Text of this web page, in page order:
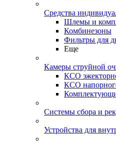
Средства
Шлемы и
Комбинезоны
Фильтры для
Еще
Камеры струйной
КСО
КСО
Системы сбора и
Устройства для